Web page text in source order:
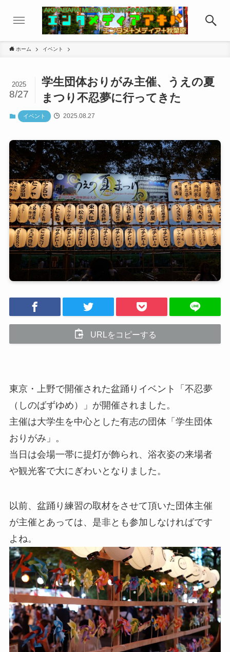
ホーム イベント
学生団体おりがみ主催、うえの夏
まつり不忍夢に行ってきた
2025
8/27
イベント 2025.08.27
URLをコピーする
東京・上野で開催された盆踊りイベント「不忍夢
（しのばずゆめ）」が開催されました。
主催は大学生を中心とした有志の団体「学生団体
おりがみ」。
当日は会場一帯に提灯が飾られ、浴衣姿の来場者
や観光客で大にぎわいとなりました。
以前、盆踊り練習の取材をさせて頂いた団体主催
が主催とあっては、是非とも参加しなければです
よね。